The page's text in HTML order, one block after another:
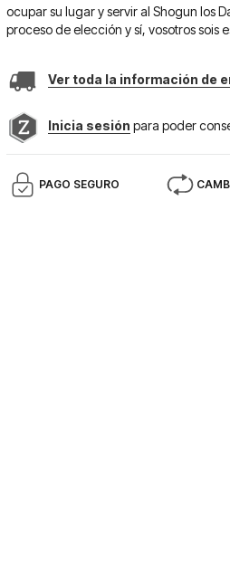
ocupar su lugar y servir al Shogun los
proceso de elección y sí, vosotros sois
Ver toda la información de
Inicia sesión para poder
PAGO SEGURO